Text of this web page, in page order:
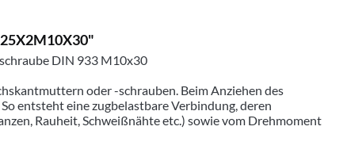
DIN 933 M10x30
oder -schrauben. Beim Anziehen des
entsteht eine zugbelastbare Verbindung, deren
Rauheit, Schweißnähte etc.) sowie vom Drehmoment